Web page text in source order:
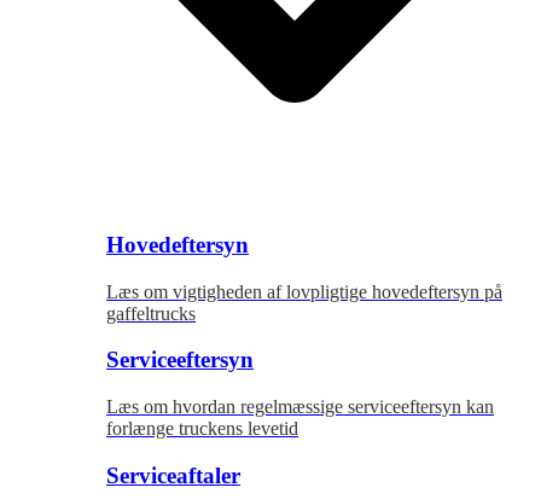
Hovedeftersyn
Læs om vigtigheden af lovpligtige hovedeftersyn på
gaffeltrucks
Serviceeftersyn
Læs om hvordan regelmæssige serviceeftersyn kan
forlænge truckens levetid
Serviceaftaler